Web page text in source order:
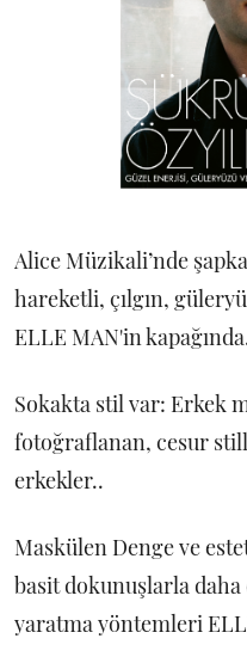
Alice Müzikali’nde
hareketli, çılgın,
ELLE MAN'in
Sokakta stil var: Erkek
fotoğraflanan, cesur
erkekler..
Maskülen Denge ve
basit dokunuşlarla
yaratma yöntemleri